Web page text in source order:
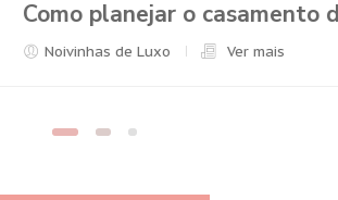
Noivinhas de Luxo